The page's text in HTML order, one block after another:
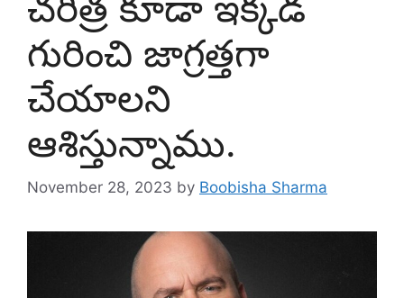
గురించి జాగ్రత్తగా
చేయాలని
ఆశిస్తున్నాము.
November 28, 2023 by Boobisha Sharma